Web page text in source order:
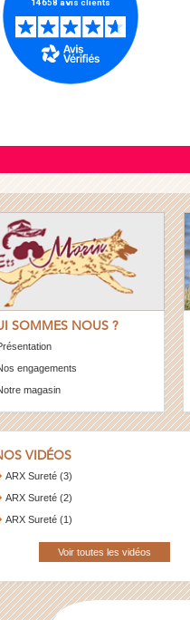
SOMMES NOUS ?
engagements
magasin
VIDÉOS
ARX Sureté (3)
ARX Sureté (2)
ARX Sureté (1)
Voir toutes les vidéos